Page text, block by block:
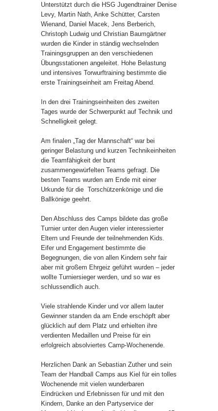
Unterstützt durch die HSG Jugendtrainer Denise
Levy, Martin Nath, Anke Schütter, Carsten
Wienand, Daniel Macek, Jens Berberich,
Christoph Ludwig und Christian Baumgärtner
wurden die Kinder in ständig wechselnden
Trainingsgruppen an den verschiedenen
Übungsstationen angeleitet. Hohe Belastung
und intensives Torwurftraining bestimmte die
erste Trainingseinheit am Freitag Abend.
In den drei Trainingseinheiten des zweiten
Tages wurde der Schwerpunkt auf Technik und
Schnelligkeit gelegt.
Am finalen „Tag der Mannschaft“ war bei
geringer Belastung und kurzen Technikeinheiten
die Teamfähigkeit der bunt
zusammengewürfelten Teams gefragt. Die
besten Teams wurden am Ende mit einer
Urkunde für die Torschützenkönige und die
Ballkönige geehrt.
Den Abschluss des Camps bildete das große
Turnier unter den Augen vieler interessierter
Eltern und Freunde der teilnehmenden Kids.
Eifer und Engagement bestimmte die
Begegnungen, die von allen Kindern sehr fair
aber mit großem Ehrgeiz geführt wurden – jeder
wollte Turniersieger werden, und so war es
schlussendlich auch.
Viele strahlende Kinder und vor allem lauter
Gewinner standen da am Ende erschöpft aber
glücklich auf dem Platz und erhielten ihre
verdienten Medaillen und Preise für ein
erfolgreich absolviertes Camp-Wochenende.
Herzlichen Dank an Sebastian Zuther und sein
Team der Handball Camps aus Kiel für ein tolles
Wochenende mit vielen wunderbaren
Eindrücken und Erlebnissen für und mit den
Kindern, Danke an den Partyservice der